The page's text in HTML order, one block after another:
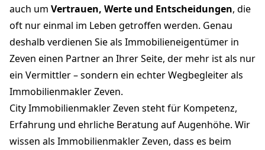
auch um Vertrauen, Werte und Entscheidungen, die
oft nur einmal im Leben getroffen werden. Genau
deshalb verdienen Sie als Immobilieneigentümer in
Zeven einen Partner an Ihrer Seite, der mehr ist als nur
ein Vermittler – sondern ein echter Wegbegleiter als
Immobilienmakler Zeven.
City Immobilienmakler Zeven steht für Kompetenz,
Erfahrung und ehrliche Beratung auf Augenhöhe. Wir
wissen als Immobilienmakler Zeven, dass es beim